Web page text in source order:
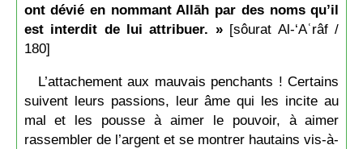
ont dévié en nommant Allāh par des noms qu’il
est interdit de lui attribuer. » [sôurat Al-‘Aʿrâf /
180]
L’attachement aux mauvais penchants ! Certains
suivent leurs passions, leur âme qui les incite au
mal et les pousse à aimer le pouvoir, à aimer
rassembler de l’argent et se montrer hautains vis-à-